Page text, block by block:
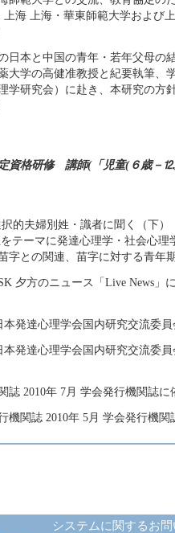
海 上海・華東師範大学および
日本と中国の青年・若年父母の
大学の高健准教授と紀要執筆、
学研究会）に赴き、本研究の方
資格研修 講師(「児童(６歳－
択的夫婦別姓・識者に聞く（
テーマに発達心理学・社会心
字との関連、苗字に対する青年
夕方のニュース「Live News
本発達心理学会国内研究交流委
本発達心理学会国内研究交流委
誌 2010年 7月 学会発行機関誌
機関誌 2010年 5月 学会発行機
システムに関するお